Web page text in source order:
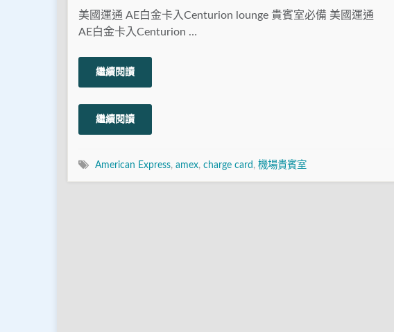
美國運通 AE白金卡入Centurion lounge 貴賓室必備 美國運通
AE白金卡入Centurion …
繼續閱讀
繼續閱讀
American Express, amex, charge card , 機場貴賓室